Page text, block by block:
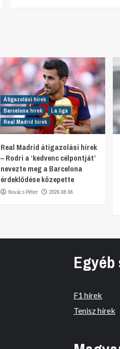
Átigazolási hírek
Barcelona hírek
La liga
Real Madrid hírek
Real Madrid átigazolási hírek
– Rodri a ‘kedvenc célpontját’
nevezte meg a Barcelona
érdeklődése közepette
Kovács Péter 2026.08.06.
F1 hírek
Tenisz hírek